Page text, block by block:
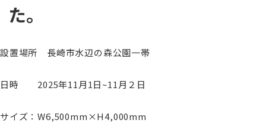
た。
設置場所 長崎市水辺の森公園一帯
日時 2025年11月1日~11月２日
サイズ：W6,500mm×H4,000mm